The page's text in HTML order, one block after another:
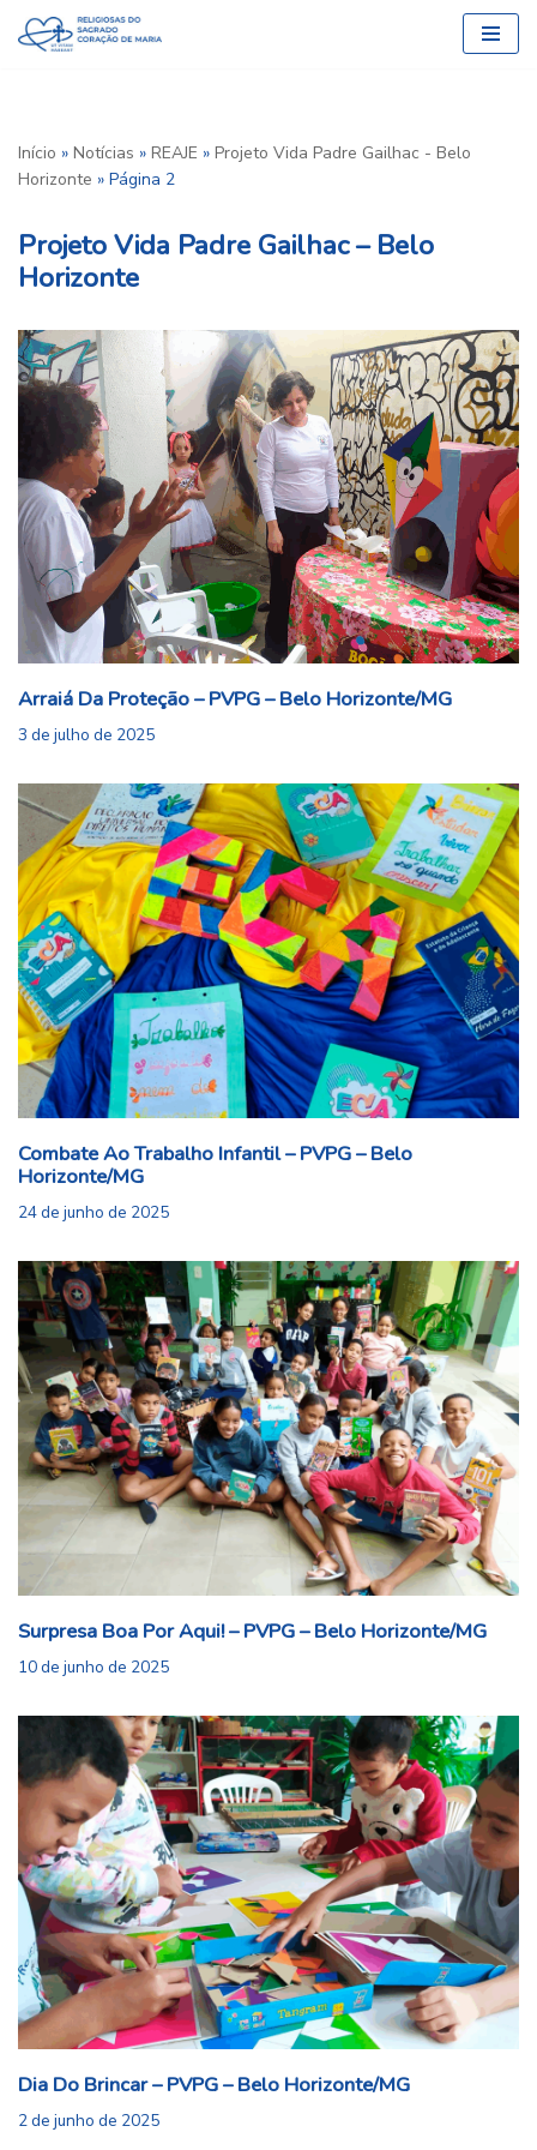
conteúdo
Início » Notícias » REAJE » Projeto Vida Padre Gailhac - Belo
Horizonte » Página 2
Projeto Vida Padre Gailhac – Belo
Horizonte
Arraiá Da Proteção – PVPG – Belo Horizonte/MG
3 de julho de 2025
Combate Ao Trabalho Infantil – PVPG – Belo
Horizonte/MG
24 de junho de 2025
Surpresa Boa Por Aqui! – PVPG – Belo Horizonte/MG
10 de junho de 2025
Dia Do Brincar – PVPG – Belo Horizonte/MG
2 de junho de 2025